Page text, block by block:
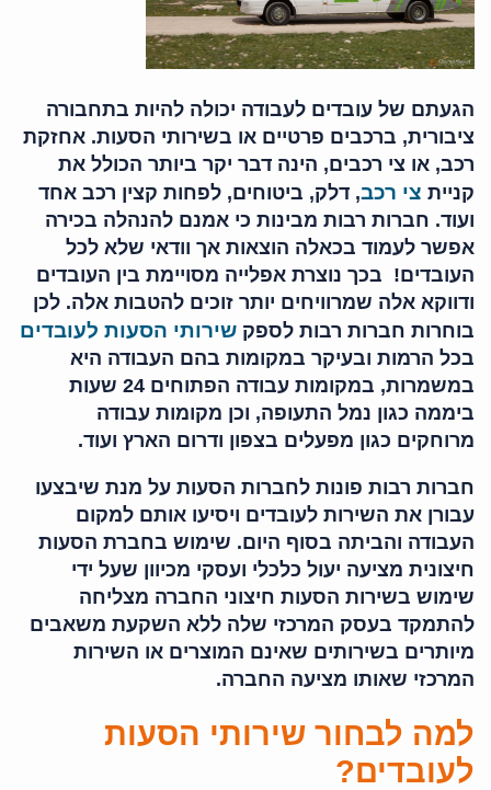
הגעתם של עובדים לעבודה יכולה להיות בתחבורה
ציבורית, ברכבים פרטיים או בשירותי הסעות. אחזקת
רכב, או צי רכבים, הינה דבר יקר ביותר הכולל את
קניית צי רכב, דלק, ביטוחים, לפחות קצין רכב אחד
ועוד. חברות רבות מבינות כי אמנם להנהלה בכירה
אפשר לעמוד בכאלה הוצאות אך וודאי שלא לכל
העובדים! בכך נוצרת אפלייה מסויימת בין העובדים
ודווקא אלה שמרוויחים יותר זוכים להטבות אלה. לכן
בוחרות חברות רבות לספק שירותי הסעות לעובדים
בכל הרמות ובעיקר במקומות בהם העבודה היא
במשמרות, במקומות עבודה הפתוחים 24 שעות
ביממה כגון נמל התעופה, וכן מקומות עבודה
מרוחקים כגון מפעלים בצפון ודרום הארץ ועוד.
חברות רבות פונות לחברות הסעות על מנת שיבצעו
עבורן את השירות לעובדים ויסיעו אותם למקום
העבודה והביתה בסוף היום. שימוש בחברת הסעות
חיצונית מציעה יעול כלכלי ועסקי מכיוון שעל ידי
שימוש בשירות הסעות חיצוני החברה מצליחה
להתמקד בעסק המרכזי שלה ללא השקעת משאבים
מיותרים בשירותים שאינם המוצרים או השירות
המרכזי שאותו מציעה החברה.
למה לבחור שירותי הסעות
לעובדים?